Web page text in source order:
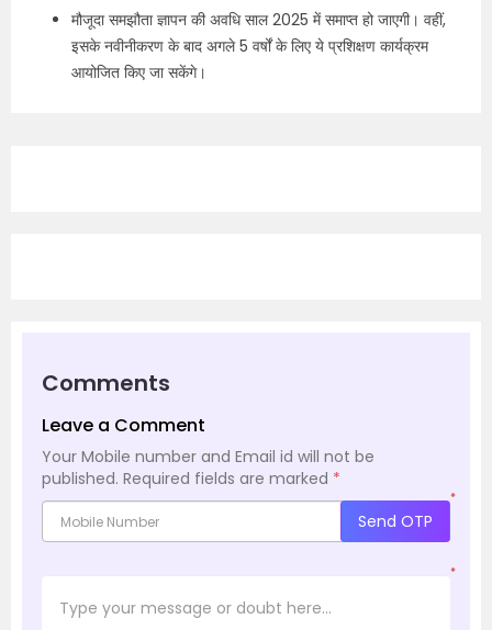
मौजूदा समझौता ज्ञापन की अवधि साल 2025 में समाप्त हो जाएगी। वहीं,
इसके नवीनीकरण के बाद अगले 5 वर्षों के लिए ये प्रशिक्षण कार्यक्रम
आयोजित किए जा सकेंगे।
Comments
Leave a Comment
Your Mobile number and Email id will not be
published. Required fields are marked *
*
Send OTP
*